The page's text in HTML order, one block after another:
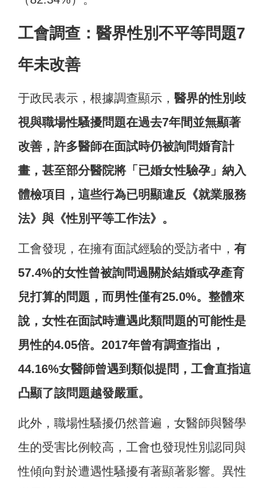
工會調查：醫界性別不平等問題7
年未改善
于政民表示，根據調查顯示， 醫界的性別歧
視與職場性騷擾問題在過去7年間並無顯著
改善，許多醫師在面試時仍被詢問婚育計
畫，甚至部分醫院將「已婚女性驗孕」納入
體檢項目，這些行為已明顯違反《就業服務
法》與《性別平等工作法》。
工會發現，在擁有面試經驗的受訪者中， 有
57.4%的女性曾被詢問過關於結婚或孕產育
兒打算的問題，而男性僅有25.0%。整體來
說，女性在面試時遭遇此類問題的可能性是
男性的4.05倍。2017年曾有調查指出，
44.16%女醫師曾遇到類似提問，工會直指這
凸顯了該問題越發嚴重。
此外，職場性騷擾仍然普遍，女醫師與醫學
生的受害比例較高，工會也發現性別認同與
性傾向對於遭遇性騷擾有著顯著影響。異性